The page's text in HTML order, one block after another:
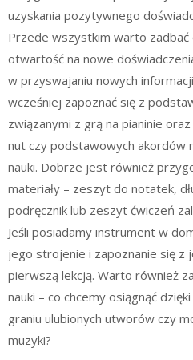
uzyskania pozytywnego
Przede wszystkim warto
otwartość na nowe
w przyswajaniu nowych
wcześniej zapoznać się z
związanymi z grą na pianinie
nut czy podstawowych akordów
nauki. Dobrze jest również
materiały – zeszyt do notatek,
podręcznik lub zeszyt ćwiczeń
Jeśli posiadamy instrument w
jego strojenie i zapoznanie się z
pierwszą lekcją. Warto również
nauki – co chcemy osiągnąć
graniu ulubionych utworów czy
muzyki?